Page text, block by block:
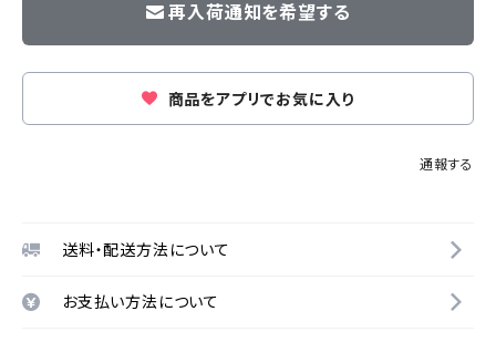
再入荷通知を希望する
商品をアプリでお気に入り
通報する
送料・配送方法について
お支払い方法について